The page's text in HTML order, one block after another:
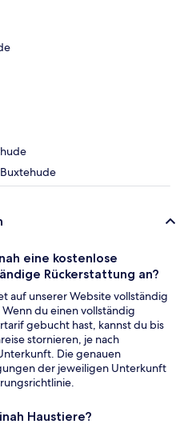
eine kostenlose
Rückerstattung an?
auf unserer Website vollständig
du einen vollständig
gebucht hast, kannst du bis
stornieren, je nach
Die genauen
der jeweiligen Unterkunft
Haustiere?